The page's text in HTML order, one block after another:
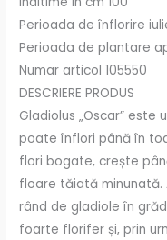
Perioada de înflorire
Perioada de plantare
Numar articol 105550
DESCRIERE PRODUS
Gladiolus „Oscar”
poate înflori până în
flori bogate, crește
floare tăiată minunată.
rând de gladiole în
foarte florifer și, prin